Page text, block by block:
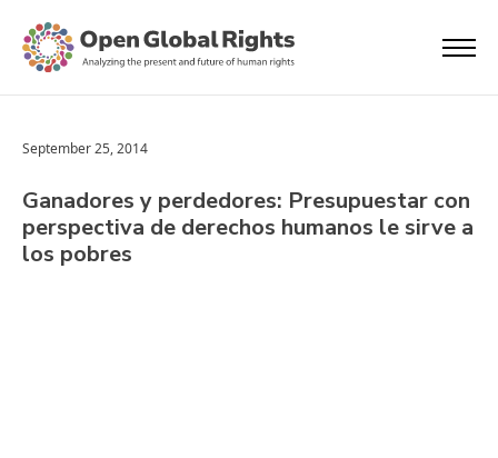
September 25, 2014
Ganadores y perdedores: Presupuestar con
perspectiva de derechos humanos le sirve a
los pobres